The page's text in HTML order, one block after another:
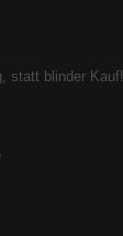
statt blinder Kauf!